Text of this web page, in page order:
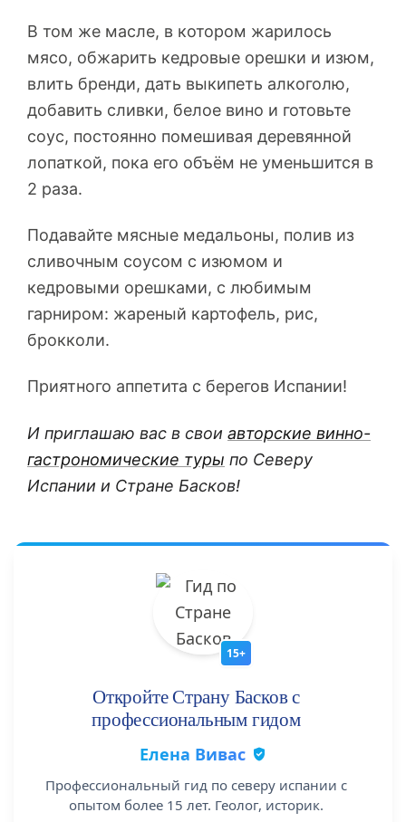
В том же масле, в котором жарилось
мясо, обжарить кедровые орешки и изюм,
влить бренди, дать выкипеть алкоголю,
добавить сливки, белое вино и готовьте
соус, постоянно помешивая деревянной
лопаткой, пока его объём не уменьшится в
2 раза.
Подавайте мясные медальоны, полив из
сливочным соусом с изюмом и
кедровыми орешками, с любимым
гарниром: жареный картофель, рис,
брокколи.
Приятного аппетита с берегов Испании!
И приглашаю вас в свои авторские винно-
гастрономические туры по Северу
Испании и Стране Басков!
15+
Откройте Страну Басков с
профессиональным гидом
Елена Вивас
Профессиональный гид по северу испании с
опытом более 15 лет. Геолог, историк.